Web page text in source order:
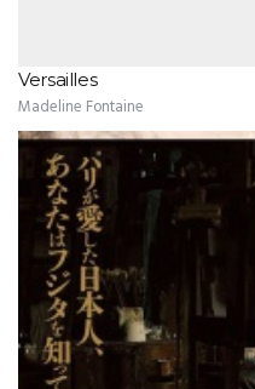
Versailles
Madeline Fontaine